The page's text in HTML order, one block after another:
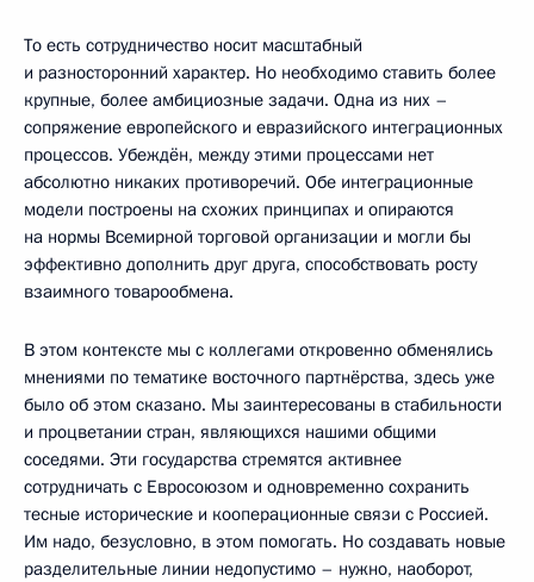
То есть сотрудничество носит масштабный
и разносторонний характер. Но необходимо ставить более
крупные, более амбициозные задачи. Одна из них –
сопряжение европейского и евразийского интеграционных
процессов. Убеждён, между этими процессами нет
абсолютно никаких противоречий. Обе интеграционные
модели построены на схожих принципах и опираются
на нормы Всемирной торговой организации и могли бы
эффективно дополнить друг друга, способствовать росту
взаимного товарообмена.
В этом контексте мы с коллегами откровенно обменялись
мнениями по тематике восточного партнёрства, здесь уже
было об этом сказано. Мы заинтересованы в стабильности
и процветании стран, являющихся нашими общими
соседями. Эти государства стремятся активнее
сотрудничать с Евросоюзом и одновременно сохранить
тесные исторические и кооперационные связи с Россией.
Им надо, безусловно, в этом помогать. Но создавать новые
разделительные линии недопустимо – нужно, наоборот,